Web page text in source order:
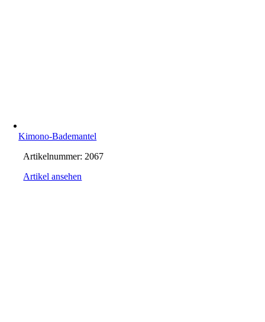
Kimono-Bademantel
Artikelnummer: 2067
Artikel ansehen